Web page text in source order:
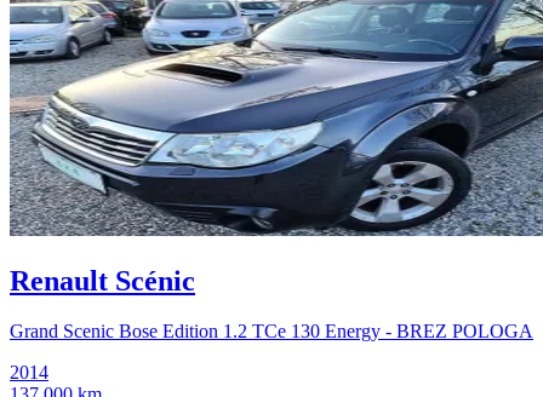
Renault Scénic
Grand Scenic Bose Edition 1.2 TCe 130 Energy - BREZ POLOGA
2014